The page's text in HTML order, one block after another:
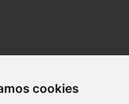
cookies
ᐉ Final Explicado